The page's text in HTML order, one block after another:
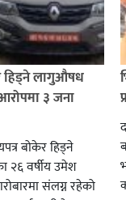
हिड्ने लागुऔषध
३ जना
बोकेर हिड्ने
२६ वर्षीय उमेश
संलग्न रहेको